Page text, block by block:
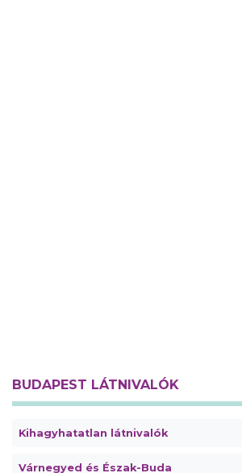
BUDAPEST LÁTNIVALÓK
Kihagyhatatlan látnivalók
Várnegyed és Észak-Buda